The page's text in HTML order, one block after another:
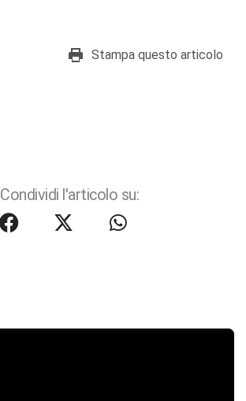
Stampa questo articolo
Condividi l'articolo su: